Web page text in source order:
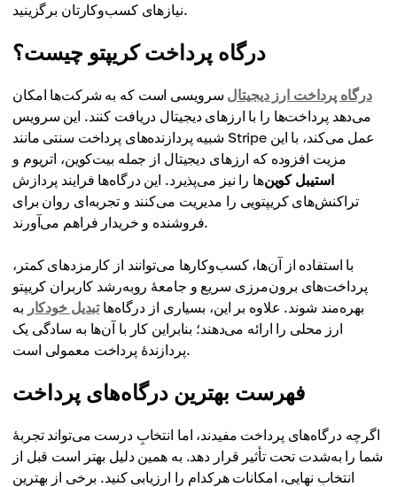
نیازهای کسب‌وکارتان برگزینید.
درگاه پرداخت کریپتو چیست؟
درگاه پرداخت ارز دیجیتال سرویسی است که به شرکت‌ها امکان
می‌دهد پرداخت‌ها را با ارزهای دیجیتال دریافت کنند. این سرویس
شبیه پردازنده‌های پرداخت سنتی مانند Stripe عمل می‌کند، با این
مزیت افزوده که ارزهای دیجیتال از جمله بیت‌کوین، اتریوم و
استیبل کوین‌ها را نیز می‌پذیرد. این درگاه‌ها فرایند پردازش
تراکنش‌های کریپتویی را مدیریت می‌کنند و تجربه‌ای روان برای
فروشنده و خریدار فراهم می‌آورند.
با استفاده از آن‌ها، کسب‌وکارها می‌توانند از کارمزدهای کمتر،
پرداخت‌های برون‌مرزی سریع و جامعهٔ رو‌به‌رشد کاربران کریپتو
بهره‌مند شوند. علاوه بر این، بسیاری از درگاه‌هاتبدیل خودکار به
ارز محلی را ارائه می‌دهند؛ بنابراین کار با آن‌ها به سادگی یک
پردازندهٔ پرداخت معمولی است.
فهرست بهترین درگاه‌های پرداخت
اگرچه درگاه‌های پرداخت مفیدند، اما انتخابِ درست می‌تواند تجربهٔ
شما را به‌شدت تحت تأثیر قرار دهد. به همین دلیل بهتر است قبل از
انتخاب نهایی، امکانات هرکدام را ارزیابی کنید. برخی از بهترین